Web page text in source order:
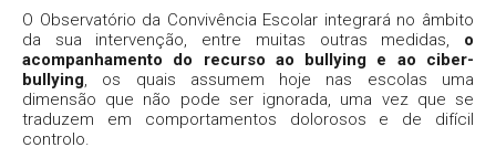
O Observatório da Convivência Escolar integrará no âmbito
da sua intervenção, entre muitas outras medidas, o
acompanhamento do recurso ao bullying e ao ciber-
bullying, os quais assumem hoje nas escolas uma
dimensão que não pode ser ignorada, uma vez que se
traduzem em comportamentos dolorosos e de difícil
controlo.